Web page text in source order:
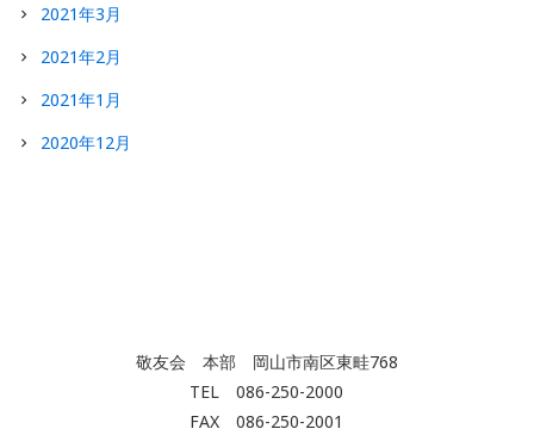
2021年3月
2021年2月
2021年1月
2020年12月
敬友会 本部 岡山市南区東畦768
TEL 086-250-2000
FAX 086-250-2001